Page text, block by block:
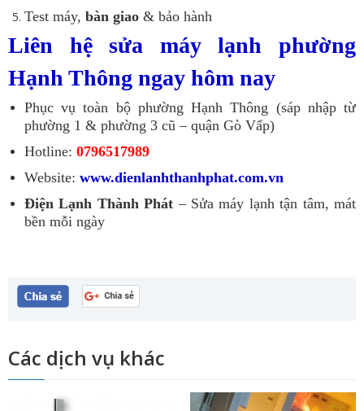
Test máy, bàn giao & bảo hành
Liên hệ sửa máy lạnh phường
Hạnh Thông ngay hôm nay
Phục vụ toàn bộ phường Hạnh Thông (sáp nhập từ
phường 1 & phường 3 cũ – quận Gò Vấp)
Hotline: 0796517989
Website: www.dienlanhthanhphat.com.vn
Điện Lạnh Thành Phát – Sửa máy lạnh tận tâm, mát
bền mỗi ngày
Các dịch vụ khác